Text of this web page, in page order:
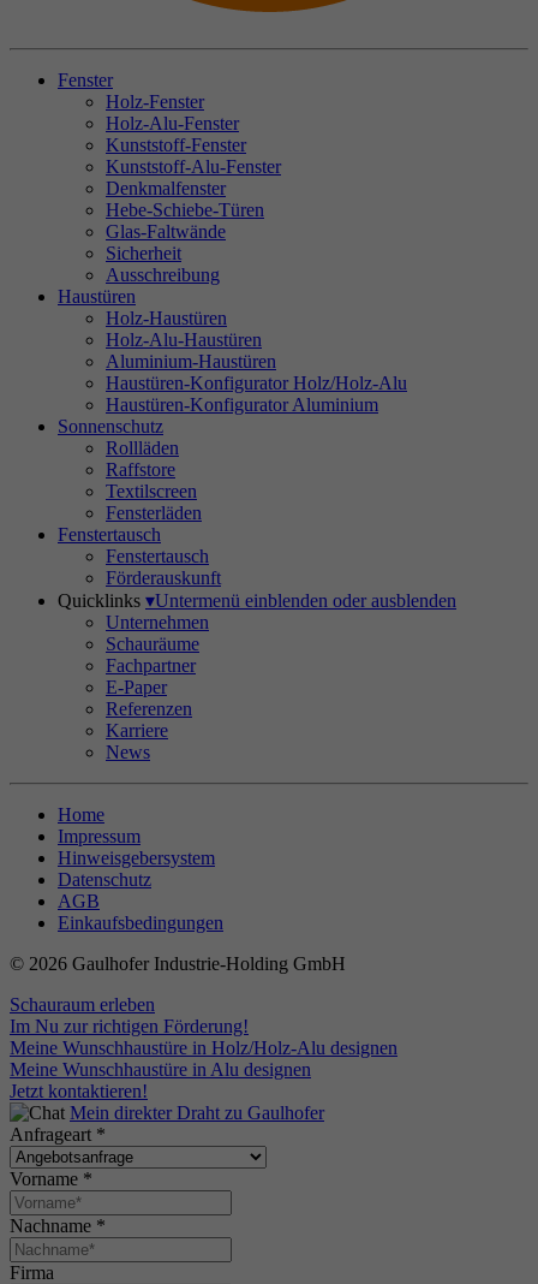
Fenster
Holz-Fenster
Holz-Alu-Fenster
Kunststoff-Fenster
Kunststoff-Alu-Fenster
Denkmalfenster
Hebe-Schiebe-Türen
Glas-Faltwände
Sicherheit
Ausschreibung
Haustüren
Holz-Haustüren
Holz-Alu-Haustüren
Aluminium-Haustüren
Haustüren-Konfigurator Holz/Holz-Alu
Haustüren-Konfigurator Aluminium
Sonnenschutz
Rollläden
Raffstore
Textilscreen
Fensterläden
Fenstertausch
Fenstertausch
Förderauskunft
Quicklinks ▾Untermenü einblenden oder ausblenden
Unternehmen
Schauräume
Fachpartner
E-Paper
Referenzen
Karriere
News
Home
Impressum
Hinweisgebersystem
Datenschutz
AGB
Einkaufsbedingungen
© 2026 Gaulhofer Industrie-Holding GmbH
Schauraum erleben
Im Nu zur richtigen Förderung!
Meine Wunschhaustüre in Holz/Holz-Alu designen
Meine Wunschhaustüre in Alu designen
Jetzt kontaktieren!
Mein direkter Draht zu Gaulhofer
Anfrageart *
Vorname *
Nachname *
Firma